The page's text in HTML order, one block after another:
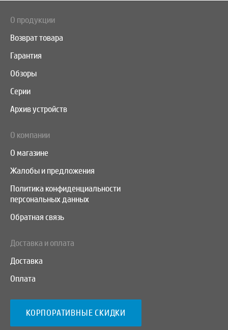
О продукции
Возврат товара
Гарантия
Обзоры
Серии
Архив устройств
О компании
О магазине
Жалобы и предложения
Политика конфиденциальности
персональных данных
Обратная связь
Доставка и оплата
Доставка
Оплата
КОРПОРАТИВНЫЕ СКИДКИ